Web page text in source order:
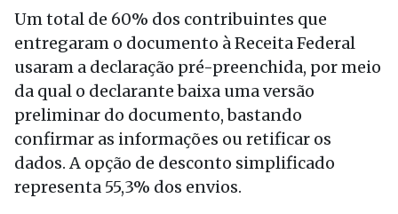
Um total de 60% dos contribuintes que
entregaram o documento à Receita Federal
usaram a declaração pré-preenchida, por meio
da qual o declarante baixa uma versão
preliminar do documento, bastando
confirmar as informações ou retificar os
dados. A opção de desconto simplificado
representa 55,3% dos envios.